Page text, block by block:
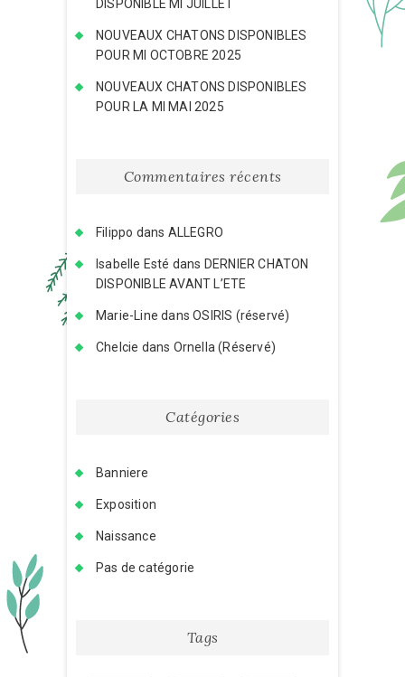
DISPONIBLE MI JUILLET
NOUVEAUX CHATONS DISPONIBLES
POUR MI OCTOBRE 2025
NOUVEAUX CHATONS DISPONIBLES
POUR LA MI MAI 2025
Commentaires récents
Filippo dans ALLEGRO
Isabelle Esté dans DERNIER CHATON
DISPONIBLE AVANT L’ETE
Marie-Line dansOSIRIS (réservé)
Chelcie dans Ornella (Réservé)
Catégories
Banniere
Exposition
Naissance
Pas de catégorie
Tags